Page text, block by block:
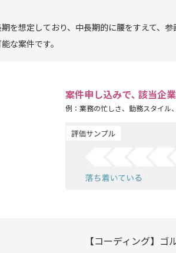
を想定しており、中長期的に腰をすえて、
な案件です。
案件申し込みで､ 該当企
例：業務の忙しさ、勤務スタイル
【コーディング】